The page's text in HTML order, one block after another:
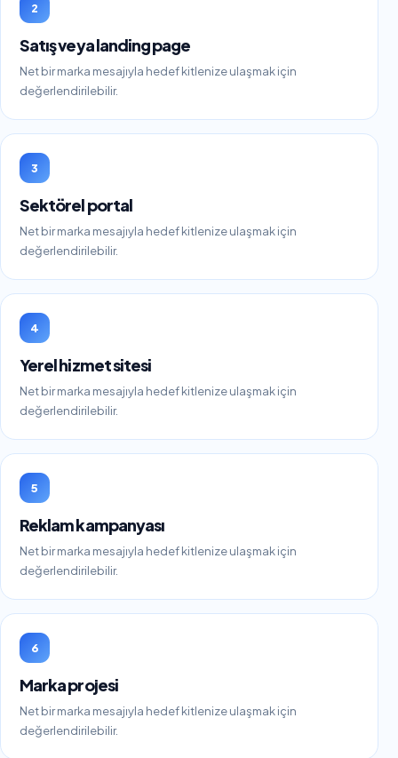
2
Satış veya landing page
Net bir marka mesajıyla hedef kitlenize ulaşmak için
değerlendirilebilir.
3
Sektörel portal
Net bir marka mesajıyla hedef kitlenize ulaşmak için
değerlendirilebilir.
4
Yerel hizmet sitesi
Net bir marka mesajıyla hedef kitlenize ulaşmak için
değerlendirilebilir.
5
Reklam kampanyası
Net bir marka mesajıyla hedef kitlenize ulaşmak için
değerlendirilebilir.
6
Marka projesi
Net bir marka mesajıyla hedef kitlenize ulaşmak için
değerlendirilebilir.